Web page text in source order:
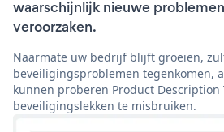
waarschijnlijk nieuwe
veroorzaken.
Naarmate uw bedrijf blijft groeien,
beveiligingsproblemen tegenkomen,
kunnen proberen Product Description
beveiligingslekken te misbruiken.